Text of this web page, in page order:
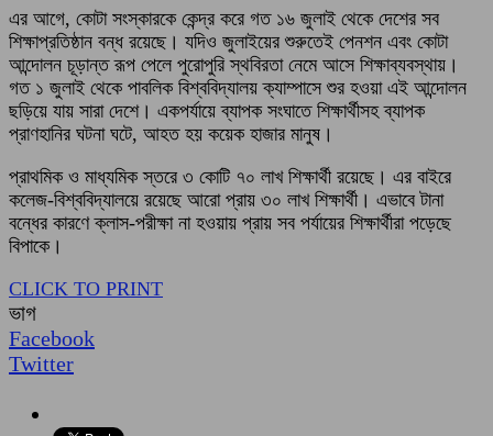
এর আগে, কোটা সংস্কারকে কেন্দ্র করে গত ১৬ জুলাই থেকে দেশের সব
শিক্ষাপ্রতিষ্ঠান বন্ধ রয়েছে। যদিও জুলাইয়ের শুরুতেই পেনশন এবং কোটা
আন্দোলন চূড়ান্ত রূপ পেলে পুরোপুরি স্থবিরতা নেমে আসে শিক্ষাব্যবস্থায়।
গত ১ জুলাই থেকে পাবলিক বিশ্ববিদ্যালয় ক্যাম্পাসে শুর হওয়া এই আন্দোলন
ছড়িয়ে যায় সারা দেশে। একপর্যায়ে ব্যাপক সংঘাতে শিক্ষার্থীসহ ব্যাপক
প্রাণহানির ঘটনা ঘটে, আহত হয় কয়েক হাজার মানুষ।
প্রাথমিক ও মাধ্যমিক স্তরে ৩ কোটি ৭০ লাখ শিক্ষার্থী রয়েছে। এর বাইরে
কলেজ-বিশ্ববিদ্যালয়ে রয়েছে আরো প্রায় ৩০ লাখ শিক্ষার্থী। এভাবে টানা
বন্ধের কারণে ক্লাস-পরীক্ষা না হওয়ায় প্রায় সব পর্যায়ের শিক্ষার্থীরা পড়েছে
বিপাকে।
CLICK TO PRINT
ভাগ
Facebook
Twitter